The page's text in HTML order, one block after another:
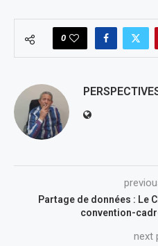
0
Partage de données : Le
convention-
next